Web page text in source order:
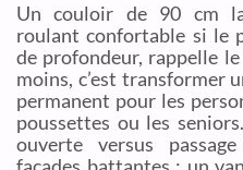
Un couloir de 90 cm
roulant confortable si le
de profondeur, rappelle
moins, c’est transformer
permanent pour les
poussettes ou les
ouverte versus